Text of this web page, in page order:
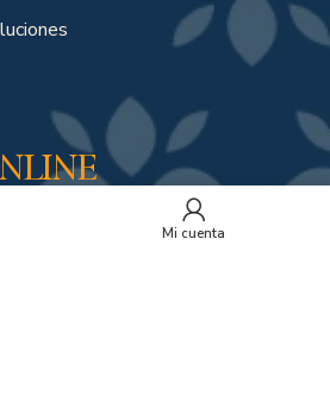
Mi cuenta